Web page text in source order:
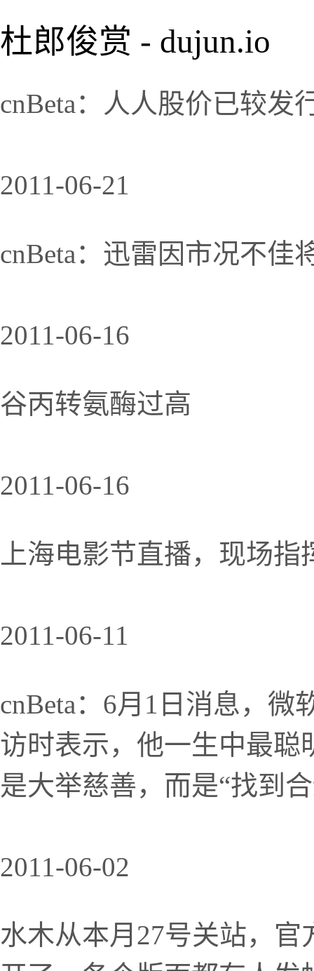
杜郎俊赏 - dujun.io
cnBeta：人人股价已较发
2011-06-21
cnBeta：迅雷因市况不佳
2011-06-16
谷丙转氨酶过高
2011-06-16
上海电影节直播，现场
2011-06-11
cnBeta：6月1日消息，微
访时表示，他一生中最聪
是大举慈善，而是“找到
2011-06-02
水木从本月27号关站，